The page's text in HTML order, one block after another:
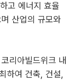
고 에너지 효율
산업의 규모와
리아빌드위크 내
하여 건축, 건설,